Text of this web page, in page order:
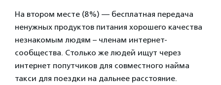
На втором месте (8%) — бесплатная передача
ненужных продуктов питания хорошего качества
незнакомым людям – членам интернет-
сообщества. Столько же людей ищут через
интернет попутчиков для совместного найма
такси для поездки на дальнее расстояние.